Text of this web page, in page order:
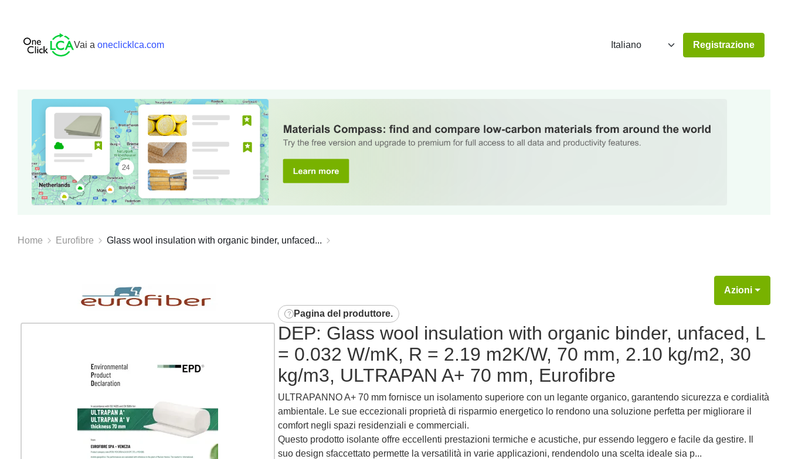
Vai a oneclicklca.com Registrazione
Home Eurofibre Glass wool insulation with organic binder, unfaced...
Azioni
Pagina del produttore.
DEP: Glass wool insulation with organic binder, unfaced, L
= 0.032 W/mK, R = 2.19 m2K/W, 70 mm, 2.10 kg/m2, 30
kg/m3, ULTRAPAN A+ 70 mm, Eurofibre
ULTRAPANNO A+ 70 mm fornisce un isolamento superiore con un legante organico, garantendo sicurezza e cordialità
ambientale. Le sue eccezionali proprietà di risparmio energetico lo rendono una soluzione perfetta per migliorare il
comfort negli spazi residenziali e commerciali.
Questo prodotto isolante offre eccellenti prestazioni termiche e acustiche, pur essendo leggero e facile da gestire. Il
suo design sfaccettato permette la versatilità in varie applicazioni, rendendolo una scelta ideale sia p...